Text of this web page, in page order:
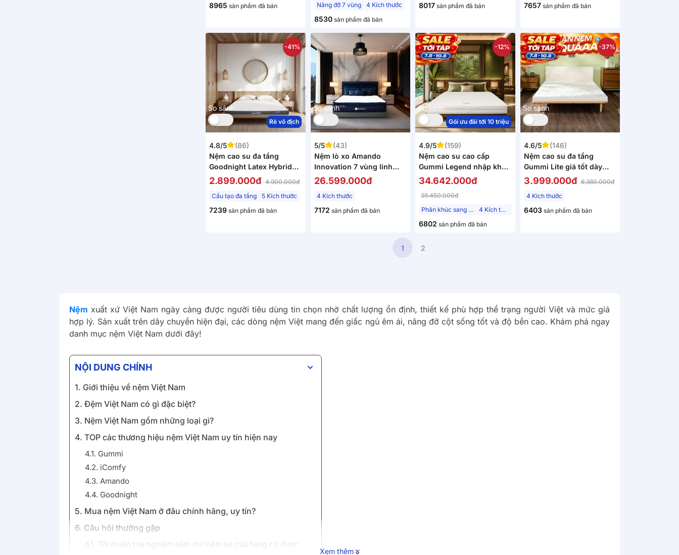
8965 sản phẩm đã bán
Nâng đỡ 7 vùng
4 Kích thước
8530sản phẩm đã bán
8017 sản phẩm đã bán 7657sản phẩm đã bán
So sánh
-41%
Rẻ vô địch
4.8/5
(86)
Nệm cao su đa tầng
Goodnight Latex Hybrid
(Rena) vững chắc, thông
2.899.000đ 4.900.000đ
Cấu tạo đa tầng
5 Kích thước
7239 sản phẩm đã bán
So sánh
5/5
(43)
Nệm lò xo Amando
Innovation 7 vùng linh
hoạt dày 30cm
26.599.000đ
4 Kích thước
7172 sản phẩm đã bán
So sánh
-12%
Gói ưu đãi tới 10 triệu
4.9/5
(159)
Nệm cao su cao cấp
Gummi Legend nhập khẩu
dày 20cm
34.642.000đ
39.450.000đ
Phân khúc sang trọng
4 Kích thước
6802 sản phẩm đã bán
So sánh
-37%
4.6/5
(146)
Nệm cao su đa tầng
Gummi Lite giá tốt dày
10cm
3.999.000đ 6.380.000đ
4 Kích thước
6403sản phẩm đã bán
1 2
Nệm xuất xứ Việt Nam ngày càng được người tiêu dùng tin chọn nhờ chất lượng ổn định, thiết kế phù hợp thể trạng người Việt và mức giá
hợp lý. Sản xuất trên dây chuyền hiện đại, các dòng nệm Việt mang đến giấc ngủ êm ái, nâng đỡ cột sống tốt và độ bền cao. Khám phá ngay
danh mục nệm Việt Nam dưới đây!
NỘI DUNG CHÍNH
1. Giới thiệu về nệm Việt Nam
2. Đệm Việt Nam có gì đặc biệt?
3. Nệm Việt Nam gồm những loại gì?
4. TOP các thương hiệu nệm Việt Nam uy tín hiện nay
4.1. Gummi
4.2. iComfy
4.3. Amando
4.4. Goodnight
5. Mua nệm Việt Nam ở đâu chính hãng, uy tín?
6. Câu hỏi thường gặp
6.1. Tôi muốn trải nghiệm nằm thử nệm tại cửa hàng có được
Xem thêm